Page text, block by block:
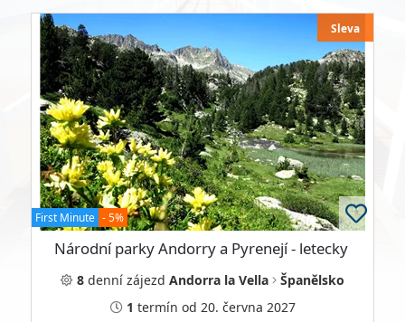
Sleva
First Minute - 5%
Národní parky Andorry a Pyrenejí - letecky
8 denní zájezd Andorra la Vella
Španělsko
1 termín od 20. června 2027